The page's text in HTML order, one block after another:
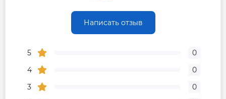
Гарантия
Написать отзыв
5
0
4
0
3
0